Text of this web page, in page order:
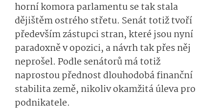
horní komora parlamentu se tak stala
dějištěm ostrého střetu. Senát totiž tvoří
především zástupci stran, které jsou nyní
paradoxně v opozici, a návrh tak přes něj
neprošel. Podle senátorů má totiž
naprostou přednost dlouhodobá finanční
stabilita země, nikoliv okamžitá úleva pro
podnikatele.